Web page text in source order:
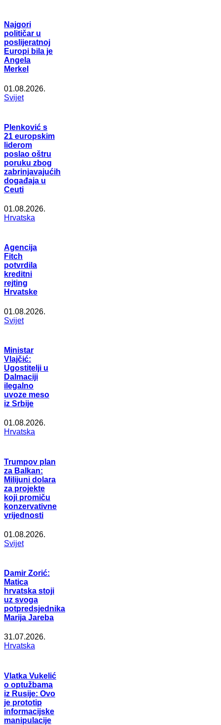
Najgori
političar u
poslijeratnoj
Europi bila je
Angela
Merkel
01.08.2026.
Svijet
Plenković s
21 europskim
liderom
poslao oštru
poruku zbog
zabrinjavajućih
događaja u
Ceuti
01.08.2026.
Hrvatska
Agencija
Fitch
potvrdila
kreditni
rejting
Hrvatske
01.08.2026.
Svijet
Ministar
Vlajčić:
Ugostitelji u
Dalmaciji
ilegalno
uvoze meso
iz Srbije
01.08.2026.
Hrvatska
Trumpov plan
za Balkan:
Milijuni dolara
za projekte
koji promiču
konzervativne
vrijednosti
01.08.2026.
Svijet
Damir Zorić:
Matica
hrvatska stoji
uz svoga
potpredsjednika
Marija Jareba
31.07.2026.
Hrvatska
Vlatka Vukelić
o optužbama
iz Rusije: Ovo
je prototip
informacijske
manipulacije